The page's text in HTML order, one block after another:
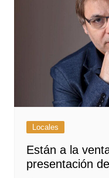
Locales
Están a la
presentación